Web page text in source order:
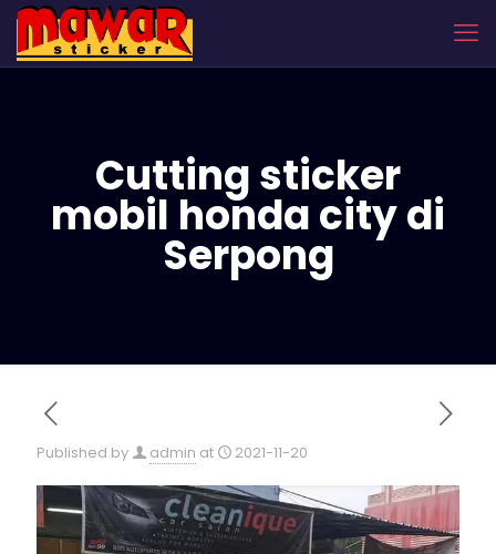
Cutting sticker
mobil honda city di
Serpong
Published by admin at 2021-11-20